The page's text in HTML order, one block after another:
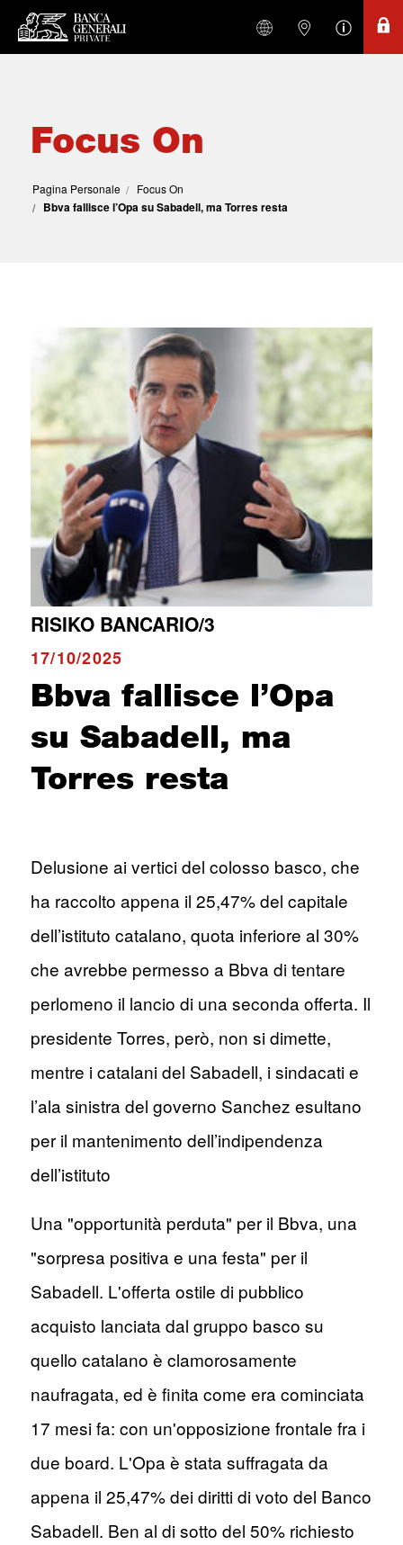
Focus On
Pagina Personale Focus On
Bbva fallisce l’Opa su Sabadell, ma Torres resta
RISIKO BANCARIO/3
17/10/2025
Bbva fallisce l’Opa
su Sabadell, ma
Torres resta
Delusione ai vertici del colosso basco, che
ha raccolto appena il 25,47% del capitale
dell’istituto catalano, quota inferiore al 30%
che avrebbe permesso a Bbva di tentare
perlomeno il lancio di una seconda offerta. Il
presidente Torres, però, non si dimette,
mentre i catalani del Sabadell, i sindacati e
l’ala sinistra del governo Sanchez esultano
per il mantenimento dell’indipendenza
dell’istituto
Una "opportunità perduta" per il Bbva, una
"sorpresa positiva e una festa" per il
Sabadell. L'offerta ostile di pubblico
acquisto lanciata dal gruppo basco su
quello catalano è clamorosamente
naufragata, ed è finita come era cominciata
17 mesi fa: con un'opposizione frontale fra i
due board. L'Opa è stata suffragata da
appena il 25,47% dei diritti di voto del Banco
Sabadell. Ben al di sotto del 50% richiesto